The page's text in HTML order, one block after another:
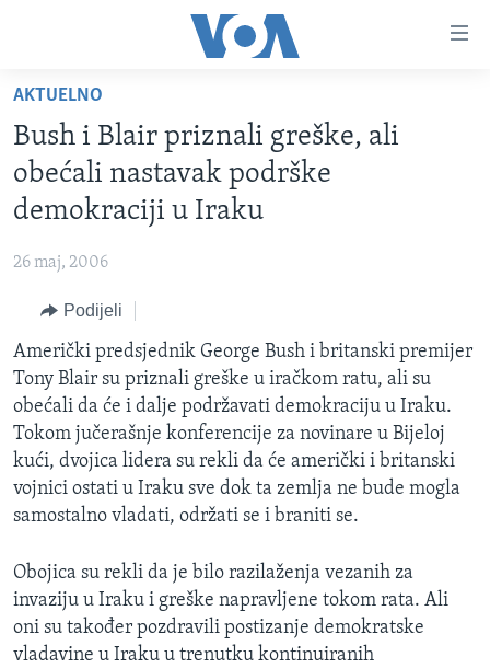
glavni
sadržaj
Pređi
na
glavnu
Idi
pretragu
TV PROGRAM
VIDEO
FOTOGRAFIJE DANA
SJEDINJENE AMERIČKE DRŽAVE
BOSNA I HERCEGOVINA
SVIJET
NAUKA I TEHNOLOGIJA
SPECIJALNI PROJEKTI
KORUPCIJA
SLOBODA MEDIJA
ŽENSKA STRANA
IZBJEGLIČKA STRANA
MAGAZIN
Learning English
AKTUELNO
Bush i Blair priznali greške, ali
obećali nastavak podrške
demokraciji u Iraku
26 maj, 2006
Podijeli
Američki predsjednik George Bush i britanski premijer
Tony Blair su priznali greške u iračkom ratu, ali su
obećali da će i dalje podržavati demokraciju u Iraku.
Tokom jučerašnje konferencije za novinare u Bijeloj
kući, dvojica lidera su rekli da će američki i britanski
vojnici ostati u Iraku sve dok ta zemlja ne bude mogla
samostalno vladati, održati se i braniti se.
Obojica su rekli da je bilo razilaženja vezanih za
invaziju u Iraku i greške napravljene tokom rata. Ali
oni su također pozdravili postizanje demokratske
vladavine u Iraku u trenutku kontinuiranih